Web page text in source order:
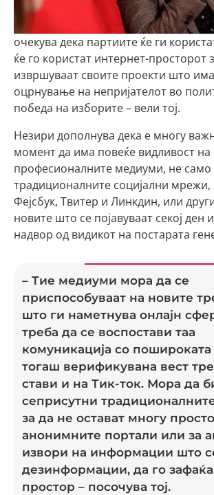
очекува дека партиите ќе ги
ќе го користат интернет-просторот
извршуваат своите проекти што
оцрнување на непријателот во
победа на изборите – вели тој.
Незири дополнува дека е многу
момент да има повеќе видливост на
професионалните медиуми, не само
традиционалните социјални мрежи,
Фејсбук, Твитер и Линкдин, или
новите што се појавуваат секој ден
надвор од видикот на постарата
– Тие медиуми мора да се
приспособуваат на новите
што ги наметнува онлајн
треба да се воспостави таа
комуникација со
тогаш верификувана вест
стави и на Тик-ток. Мора да
сеприсутни
за да не остават многу
анонимните портали или за
извори на информации што
дезинформации, да го
простор – посочува тој.